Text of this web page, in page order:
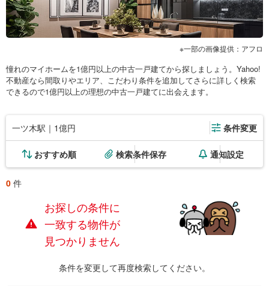
一部の画像提供：アフロ
憧れのマイホームを1億円以上の中古一戸建てから探しましょう。Yahoo!
不動産なら間取りやエリア、こだわり条件を追加してさらに詳しく検索
できるので1億円以上の理想の中古一戸建てに出会えます。
一ツ木駅｜1億円 条件変更
おすすめ順 検索条件保存 通知設定
0 件
お探しの条件に
一致する物件が
見つかりません
条件を変更して再度検索してください。